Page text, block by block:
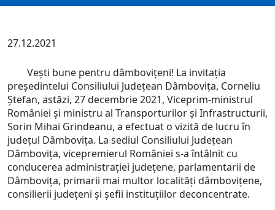
27.12.2021
Vești bune pentru dâmbovițeni! La invitația
președintelui Consiliului Județean Dâmbovița, Corneliu
Ștefan, astăzi, 27 decembrie 2021, Viceprim-ministrul
României și ministru al Transporturilor și Infrastructurii,
Sorin Mihai Grindeanu, a efectuat o vizită de lucru în
județul Dâmbovița. La sediul Consiliului Județean
Dâmbovița, vicepremierul României s-a întâlnit cu
conducerea administrației județene, parlamentarii de
Dâmbovița, primarii mai multor localități dâmbovițene,
consilierii județeni și șefii instituțiilor deconcentrate.